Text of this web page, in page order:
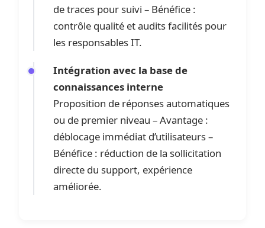
de traces pour suivi – Bénéfice :
contrôle qualité et audits facilités pour
les responsables IT.
Intégration avec la base de
connaissances interne
Proposition de réponses automatiques
ou de premier niveau – Avantage :
déblocage immédiat d’utilisateurs –
Bénéfice : réduction de la sollicitation
directe du support, expérience
améliorée.